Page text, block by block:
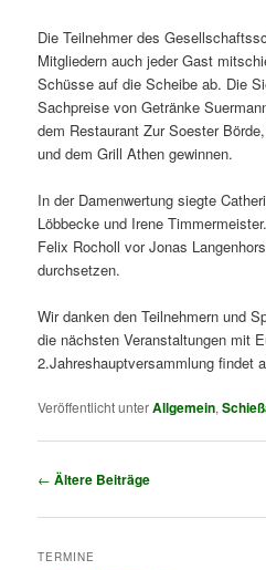
Die Teilnehmer des
Mitgliedern auch jeder Gast
Schüsse auf die Scheibe ab. Die
Sachpreise von Getränke
dem Restaurant Zur Soester
und dem Grill Athen gewinnen.
In der Damenwertung siegte
Löbbecke und Irene
Felix Rocholl vor Jonas
durchsetzen.
Wir danken den Teilnehmern und
die nächsten Veranstaltungen mit
2.Jahreshauptversammlung findet
Veröffentlicht unterAllgemein,
Beitragsnavigation
← Ältere Beiträge
TERMINE